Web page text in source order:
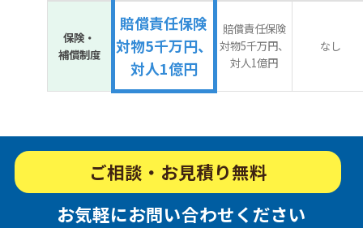
保険・
補償制度
賠償責任保険
対物5千万円、
対人1億円
賠償責任保険
対物5千万円、
対人1億円
なし
ご相談・お見積り無料
お気軽にお問い合わせください